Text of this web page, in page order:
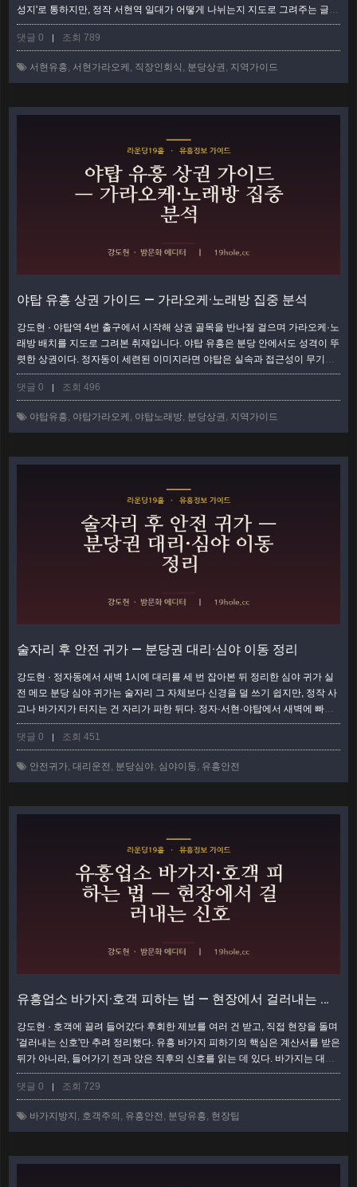
성지'로 통하지만, 정작 서현역 일대가 어떻게 나뉘는지 지도로 그려주는 글은
드물다. 서현은 한 덩어리가 아니라 역을 중심으로 성격이 다른 세 구역이 붙
어 있는 상권이다. 어느 골목으로 들어가느냐에 따라 만나는 업종도, 가격대
어디에 몰려 있는지를 발로 확인한 순서대로 안내한다. 서현역 로데오 — 상권
댓글 0 | 조회 789
서현유흥, 서현가라오케 , 직장인회식 , 분당상권 , 지역가이드
야탑 유흥 상권 가이드 — 가라오케·노래방 집중 분석
강도현 · 야탑역 4번 출구에서 시작해 상권 골목을 반나절 걸으며 가라오케·노
래방 배치를 지도로 그려본 취재입니다. 야탑 유흥은 분당 안에서도 성격이 뚜
렷한 상권이다. 정자동이 세련된 이미지라면 야탑은 실속과 접근성이 무기인
생활밀착형 밤거리다. 야탑역을 중심으로 가라오케·노래방이 어느 방향, 어느
골목에 몰려 있는지 구역을 나눠 지리적으로 짚어보면 처음 오는 사람도 헤매
터리 — 상권의 심장부 기준점은 언제나 야탑역이다. 지하철 분당선 야탑역과
댓글 0 | 조회 496
야탑유흥, 야탑가라오케 , 야탑노래방, 분당상권 , 지역가이드
술자리 후 안전 귀가 — 분당권 대리·심야 이동 정리
강도현 · 정자동에서 새벽 1시에 대리를 세 번 잡아본 뒤 정리한 심야 귀가 실
전 메모 분당 심야 귀가는 술자리 그 자체보다 신경을 덜 쓰기 쉽지만, 정작 사
고나 바가지가 터지는 건 자리가 파한 뒤다. 정자·서현·야탑에서 새벽에 빠져
나올 때 대리운전·심야버스·택시·막차 사이에서 뭘 먼저 잡아야 할지 순서가
헷갈리는 사람이 많다. 이 글은 자리가 끝난 순간부터 집 현관까지, 분당권 기
훨씬 편하다. 1단계 — 파하기 30분 전에 귀가 루트부터 정한다 가장 흔한
댓글 0 | 조회 451
안전귀가, 대리운전 , 분당심야, 심야이동, 유흥안전
유흥업소 바가지·호객 피하는 법 — 현장에서 걸러내는 신호
강도현 · 호객에 끌려 들어갔다 후회한 제보를 여러 건 받고, 직접 현장을 돌며
'걸러내는 신호'만 추려 정리했다. 유흥 바가지 피하기의 핵심은 계산서를 받은
뒤가 아니라, 들어가기 전과 앉은 직후의 신호를 읽는 데 있다. 바가지는 대개
예고가 있다. 지나친 호객, 두루뭉술한 가격 설명, 서두르는 세팅. 이 신호들을
현장에서 하나씩 체크할 수 있으면 대부분의 낭패는 막을 수 있다. 이 글은 입
러낼 신호 바가지의 첫 신호는 길에서 나온다. 지나치게 적극적인 …
댓글 0 | 조회 729
바가지방지 , 호객주의 , 유흥안전 , 분당유흥, 현장팁